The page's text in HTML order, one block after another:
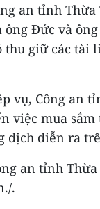
an tỉnh
Đức và
thu giữ các tài
vụ, Công an
việc mua
dịch diễn ra
an tỉnh
.